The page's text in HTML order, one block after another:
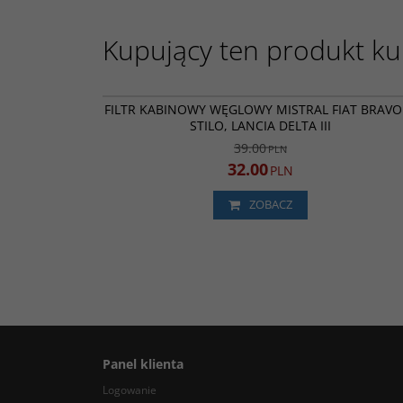
Kupujący ten produkt
FILTR KABINOWY WĘGLOWY MISTRAL FIAT
STILO, LANCIA DELTA III
39.00PLN
32.00PLN
ZOBACZ
Panel klienta
Logowanie